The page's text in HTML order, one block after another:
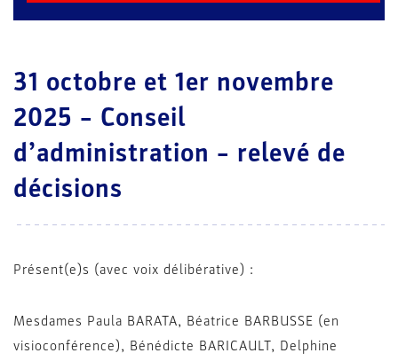
31 octobre et 1er novembre
2025 – Conseil
d’administration – relevé de
décisions
Présent(e)s (avec voix délibérative) :
Mesdames Paula BARATA, Béatrice BARBUSSE (en
visioconférence), Bénédicte BARICAULT, Delphine